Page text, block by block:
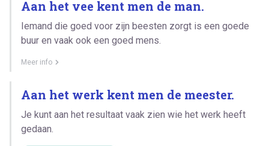
Aan het vee kent men de man.
Iemand die goed voor zijn beesten zorgt is een goede
buur en vaak ook een goed mens.
Meer info
Aan het werk kent men de meester.
Je kunt aan het resultaat vaak zien wie het werk heeft
gedaan.